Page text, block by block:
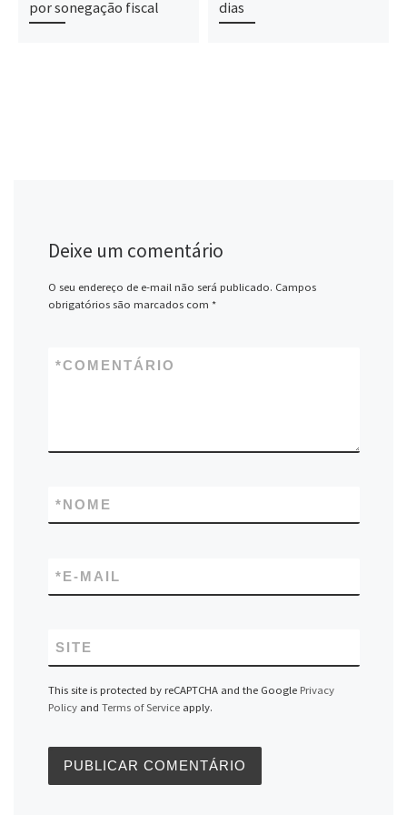
por sonegação fiscal dias
Deixe um comentário
O seu endereço de e-mail não será publicado. Campos
obrigatórios são marcados com *
COMENTÁRIO
*
NOME
*
E-MAIL
*
SITE
This site is protected by reCAPTCHA and the Google Privacy
Policyand Terms of Serviceapply.